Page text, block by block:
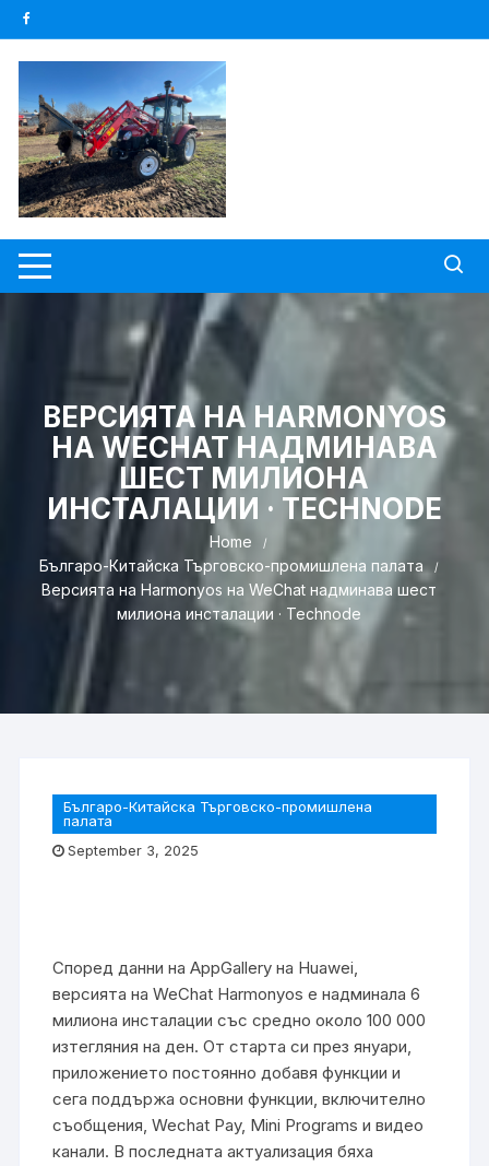
Skip
to
content
ВЕРСИЯТА НА HARMONYOS
НА WECHAT НАДМИНАВА
ШЕСТ МИЛИОНА
ИНСТАЛАЦИИ · TECHNODE
Home
Българо-Китайска Търговско-промишлена палaта
Версията на Harmonyos на WeChat надминава шест
милиона инсталации · Technode
Българо-Китайска Търговско-промишлена
палaта
September 3, 2025
Според данни на AppGallery на Huawei,
версията на WeChat Harmonyos е надминала 6
милиона инсталации със средно около 100 000
изтегляния на ден. От старта си през януари,
приложението постоянно добавя функции и
сега поддържа основни функции, включително
съобщения, Wechat Pay, Mini Programs и видео
канали. В последната актуализация бяха